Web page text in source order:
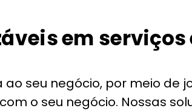
em
seu negócio, por meio de
o seu negócio. Nossas